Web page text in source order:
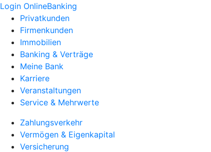
Login OnlineBanking
Privatkunden
Firmenkunden
Immobilien
Banking & Verträge
Meine Bank
Karriere
Veranstaltungen
Service & Mehrwerte
Zahlungsverkehr
Vermögen & Eigenkapital
Versicherung